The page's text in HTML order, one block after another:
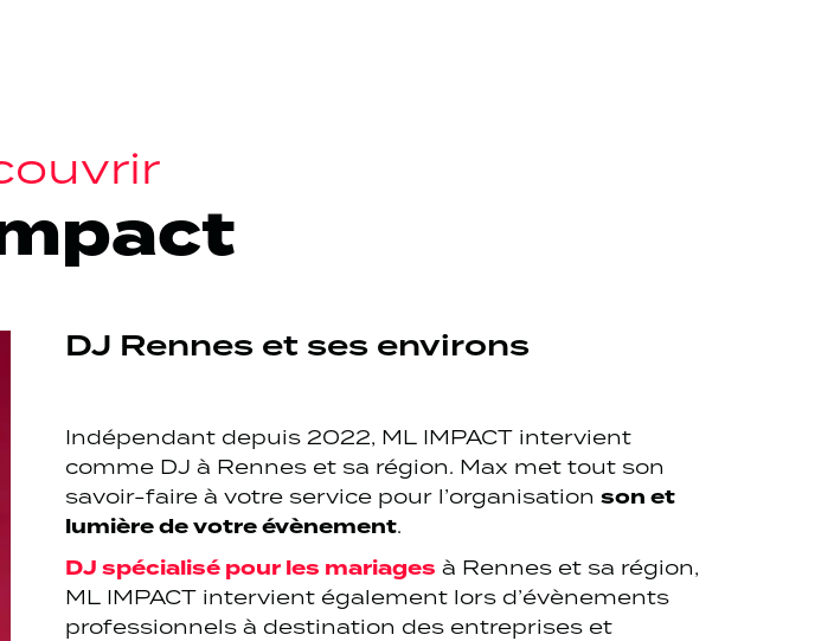
DJ Rennes et ses environs
Indépendant depuis 2022, ML IMPACT intervient
comme DJ à Rennes et sa région. Max met tout son
savoir-faire à votre service pour l’organisation son et
lumière de votre évènement.
DJ spécialisé pour les mariages à Rennes et sa région,
ML IMPACT intervient également lors d’évènements
professionnels à destination des entreprises et